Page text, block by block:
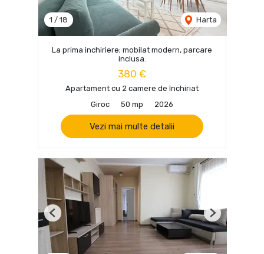
1 / 18 Harta
La prima inchiriere; mobilat modern, parcare
inclusa.
380 €
Apartament cu 2 camere de închiriat
Giroc
50 mp 2026
Vezi mai multe detalii
Previous Next